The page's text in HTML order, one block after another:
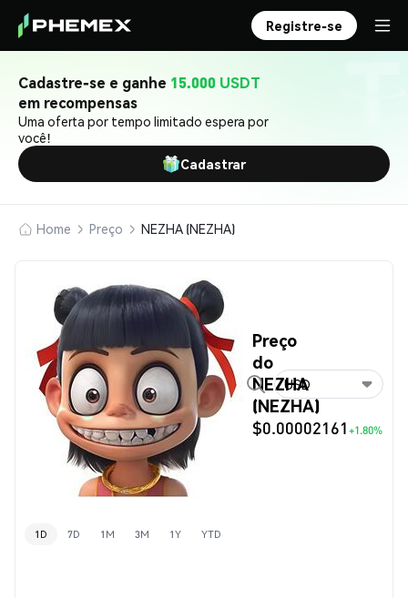
Registre-se
Cadastre-se e ganhe 15.000 USDT
em recompensas
Uma oferta por tempo limitado espera por
você!
Cadastrar
Home Preço NEZHA (NEZHA)
Preço
do
NEZHA
(NEZHA)
$0.00002161 +1.80%
USD
1D 7D 1M 3M 1Y YTD